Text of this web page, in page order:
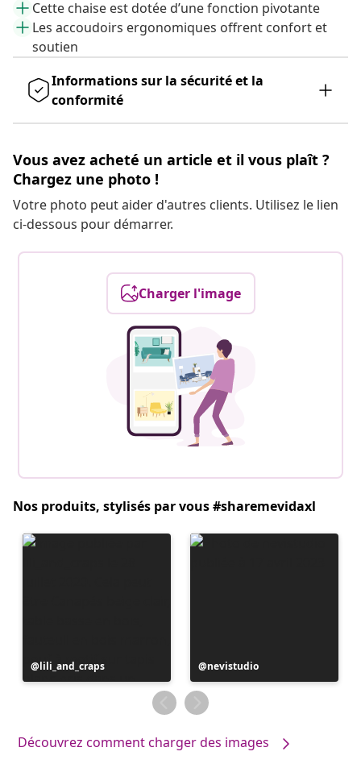
Cette chaise est dotée d’une fonction pivotante
Les accoudoirs ergonomiques offrent confort et
soutien
Informations sur la sécurité et la
conformité
Vous avez acheté un article et il vous plaît ?
Chargez une photo !
Votre photo peut aider d'autres clients. Utilisez le lien
ci-dessous pour démarrer.
Charger l'image
Nos produits, stylisés par vous #sharemevidaxl
Publication
publiée
lili_and_craps
Publication
publiée
par
nevistudio
Découvrez comment charger des images